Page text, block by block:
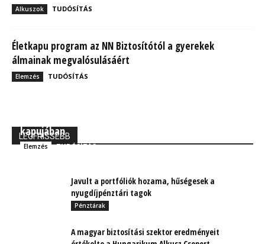
Alkuszok TUDÓSÍTÁS
Életkapu program az NN Biztosítótól a gyerekek
álmainak megvalósulásáért
Elemzés TUDÓSÍTÁS
LEGFRISSEBB
kapujában
Elemzés TUDÓSÍTÁS
Javult a portfóliók hozama, hűségesek a
nyugdíjpénztári tagok
Pénztárak
A magyar biztosítási szektor eredményeit